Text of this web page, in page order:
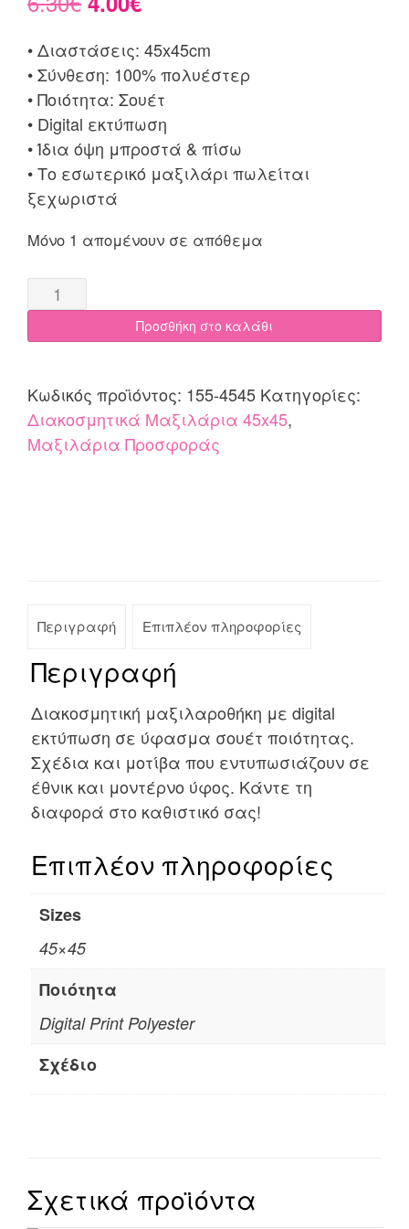
was:
6.30€.
τιμή
είναι:
4.00€.
• Διαστάσεις: 45x45cm
• Σύνθεση: 100% πολυέστερ
• Ποιότητα: Σουέτ
• Digital εκτύπωση
• Ίδια όψη μπροστά & πίσω
• Το εσωτερικό μαξιλάρι πωλείται
ξεχωριστά
Μόνο 1 απομένουν σε απόθεμα
Προσθήκη στο καλάθι
Κωδικός προϊόντος: 155-4545 Κατηγορίες:
Διακοσμητικά Μαξιλάρια 45x45,
Μαξιλάρια Προσφοράς
Περιγραφή Επιπλέον πληροφορίες
Περιγραφή
Διακοσμητική μαξιλαροθήκη με digital
εκτύπωση σε ύφασμα σουέτ ποιότητας.
Σχέδια και μοτίβα που εντυπωσιάζουν σε
έθνικ και μοντέρνο ύφος. Κάντε τη
διαφορά στο καθιστικό σας!
Επιπλέον πληροφορίες
Sizes
45×45
Ποιότητα
Digital Print Polyester
Σχέδιο
Σχετικά προϊόντα